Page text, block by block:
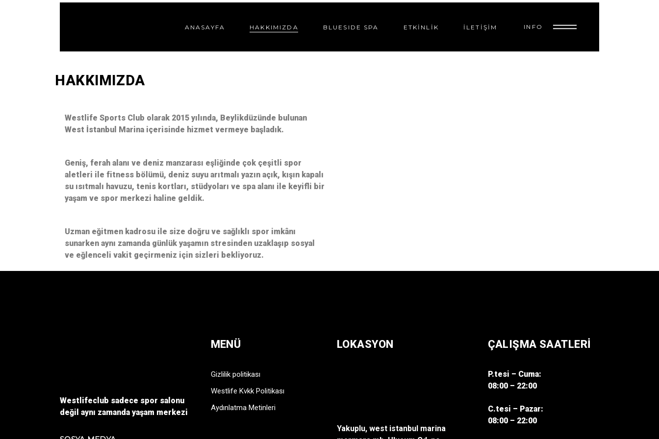
ANASAYFA HAKKIMIZDA BLUESIDE SPA ETKINLIK İLETIŞIM INFO
HAKKIMIZDA
Westlife Sports Club olarak 2015 yılında, Beylikdüzünde bulunan
West İstanbul Marina içerisinde hizmet vermeye başladık.
Geniş, ferah alanı ve deniz manzarası eşliğinde çok çeşitli spor
aletleri ile fitness bölümü, deniz suyu arıtmalı yazın açık, kışın kapalı
su ısıtmalı havuzu, tenis kortları, stüdyoları ve spa alanı ile keyifli bir
yaşam ve spor merkezi haline geldik.
Uzman eğitmen kadrosu ile size doğru ve sağlıklı spor imkânı
sunarken aynı zamanda günlük yaşamın stresinden uzaklaşıp sosyal
ve eğlenceli vakit geçirmeniz için sizleri bekliyoruz.
Westlifeclub sadece spor salonu
değil aynı zamanda yaşam merkezi
MENÜ
Gizlilik politikası
Westlife Kvkk Politikası
Aydınlatma Metinleri
LOKASYON
Yakuplu, west istanbul marina
ÇALIŞMA SAATLERI
P.tesi – Cuma:
08:00 – 22:00
C.tesi – Pazar:
08:00 – 22:00